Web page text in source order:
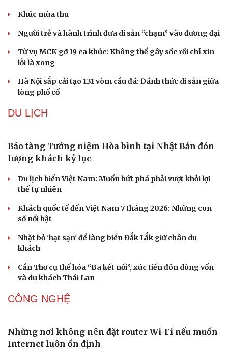
Mỹ duy trì sức mạnh tiêm kích F-22 tại Trung
Đông bằng “mạch máu” KC-135
Khủng hoảng tên lửa Patriot đẩy NATO vào thế lưỡng
nan chiến lược
Mỹ bác thông tin thiếu hụt đạn dược sau nhiều tháng
giao tranh với Iran
Phê duyệt Kế hoạch bồi dưỡng kiến thức quốc phòng và
Bế mạc Vòng Chung kết Hội thao Công an Nhân dân
năm 2026
VĂN HÓA
Hoa sữa
Khúc mùa thu
Người trẻ và hành trình đưa di sản “chạm” vào đương đại
Từ vụ MCK gỡ 19 ca khúc: Không thể gây sốc rồi chỉ xin
lỗi là xong
Hà Nội sắp cải tạo 131 vòm cầu đá: Đánh thức di sản giữa
DU LỊCH